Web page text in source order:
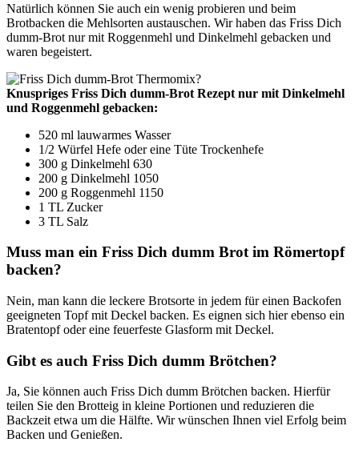
Natürlich können Sie auch ein wenig probieren und beim
Brotbacken die Mehlsorten austauschen. Wir haben das Friss Dich
dumm-Brot nur mit Roggenmehl und Dinkelmehl gebacken und
waren begeistert.
Knuspriges Friss Dich dumm-Brot Rezept nur mit Dinkelmehl
und Roggenmehl gebacken:
520 ml lauwarmes Wasser
1/2 Würfel Hefe oder eine Tüte Trockenhefe
300 g Dinkelmehl 630
200 g Dinkelmehl 1050
200 g Roggenmehl 1150
1 TL Zucker
3 TL Salz
Muss man ein Friss Dich dumm Brot im Römertopf
backen?
Nein, man kann die leckere Brotsorte in jedem für einen Backofen
geeigneten Topf mit Deckel backen. Es eignen sich hier ebenso ein
Bratentopf oder eine feuerfeste Glasform mit Deckel.
Gibt es auch Friss Dich dumm Brötchen?
Ja, Sie können auch Friss Dich dumm Brötchen backen. Hierfür
teilen Sie den Brotteig in kleine Portionen und reduzieren die
Backzeit etwa um die Hälfte. Wir wünschen Ihnen viel Erfolg beim
Backen und Genießen.